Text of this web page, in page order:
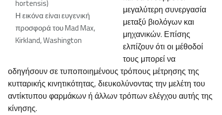
hortensis)
Η εικόνα είναι ευγενική
προσφορά του Mad Max,
Kirkland, Washington
μεγαλύτερη συνεργασία
μεταξύ βιολόγων και
μηχανικών. Επίσης
ελπίζουν ότι οι μέθοδοί
τους μπορεί να
οδηγήσουν σε τυποποιημένους τρόπους μέτρησης της
κυτταρικής κινητικότητας, διευκολύνοντας την μελέτη του
αντίκτυπου φαρμάκων ή άλλων τρόπων ελέγχου αυτής της
κίνησης.